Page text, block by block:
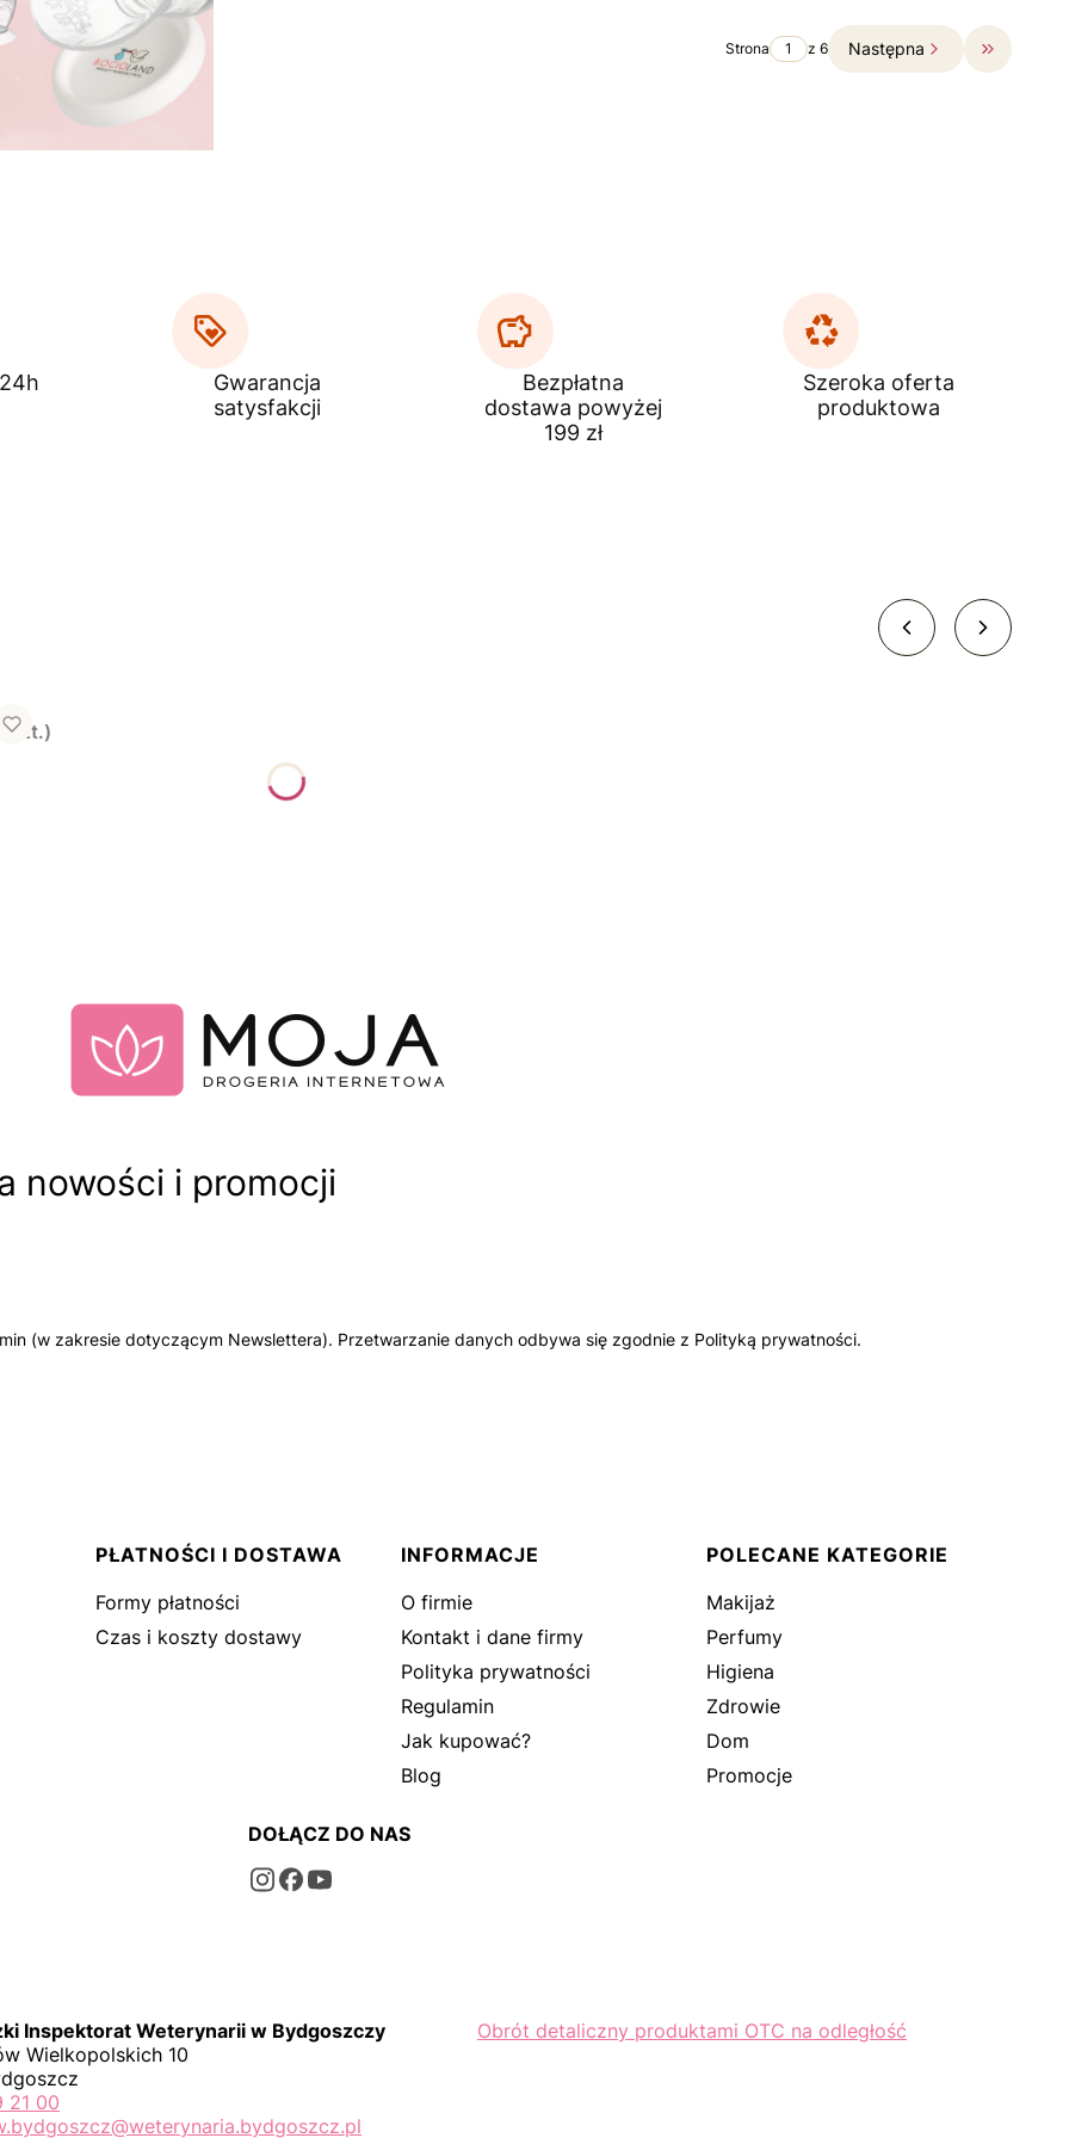
Strona z 6 Następna Przejdź
Gwarancja
satysfakcji
Bezpłatna
dostawa powyżej
199 zł
Szeroka oferta
produktowa
szt.)
nowości i promocji
(w zakresie dotyczącym Newslettera). Przetwarzanie danych odbywa się zgodnie z Polityką prywatności.
PŁATNOŚCI I DOSTAWA
Formy płatności
Czas i koszty dostawy
INFORMACJE
O firmie
Kontakt i dane firmy
Polityka prywatności
Regulamin
Jak kupować?
Blog
POLECANE KATEGORIE
Makijaż
Perfumy
Higiena
Zdrowie
Dom
Promocje
DOŁĄCZ DO NAS
Inspektorat Weterynarii w Bydgoszczy
Wielkopolskich 10
21 00
Obrót detaliczny produktami OTC na odległość